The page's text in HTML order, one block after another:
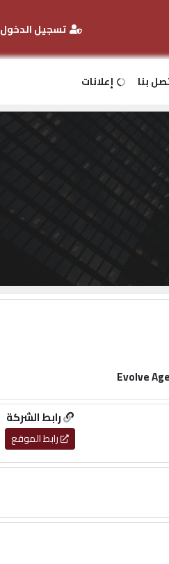
تسجيل الدخول
بنا إعلانات
رابط الشركة
رابط الموقع